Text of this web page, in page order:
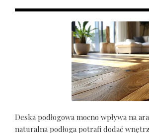
Deska podłogowa mocno wpływa na
naturalna podłoga potrafi dodać